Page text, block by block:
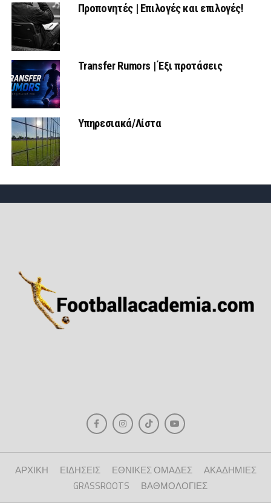
Προπονητές | Επιλογές και επιλογές!
Transfer Rumors | Έξι προτάσεις
Υπηρεσιακά/Λίστα
ΑΡΧΙΚΗ ΕΙΔΗΣΕΙΣ ΕΘΝΙΚΕΣ ΟΜΑΔΕΣ
ΑΚΑΔΗΜΙΕΣ
GRASSROOTS
ΒΑΘΜΟΛΟΓΙΕΣ